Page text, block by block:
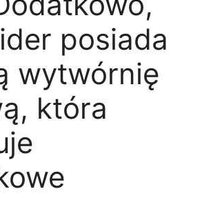
posiada
wytwórnię
która